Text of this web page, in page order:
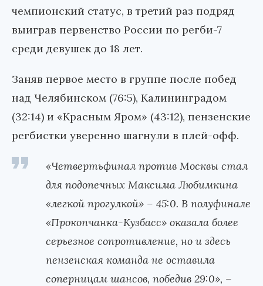
чемпионский статус, в третий раз подряд
выиграв первенство России по регби-7
среди девушек до 18 лет.
Заняв первое место в группе после побед
над Челябинском (76:5), Калининградом
(32:14) и «Красным Яром» (43:12), пензенские
регбистки уверенно шагнули в плей-офф.
«Четвертьфинал против Москвы стал
для подопечных Максима Любимкина
«легкой прогулкой» – 45:0. В полуфинале
«Прокопчанка-Кузбасс» оказала более
серьезное сопротивление, но и здесь
пензенская команда не оставила
соперницам шансов, победив 29:0», –